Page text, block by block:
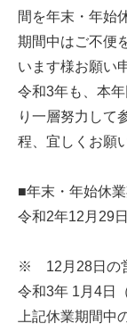
間を年末・年始
期間中はご不便
います様お願い
令和3年も、本
り一層努力して
程、宜しくお願
■年末・年始休
令和2年12月29
※ 12月28日の営
令和3年 1月4日
上記休業期間中